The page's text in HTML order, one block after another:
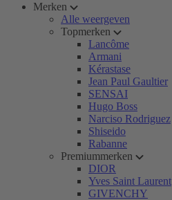
Merken
Alle weergeven
Topmerken
Lancôme
Armani
Kérastase
Jean Paul Gaultier
SENSAI
Hugo Boss
Narciso Rodriguez
Shiseido
Rabanne
Premiummerken
DIOR
Yves Saint Laurent
GIVENCHY